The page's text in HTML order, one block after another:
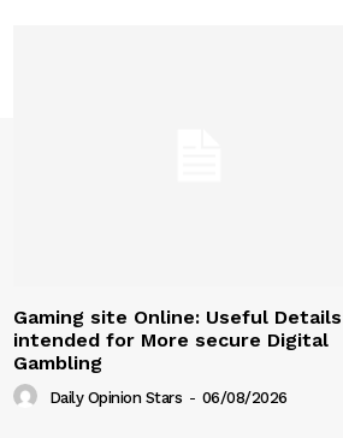
Gaming site Online: Useful Details
intended for More secure Digital
Gambling
Daily Opinion Stars - 06/08/2026